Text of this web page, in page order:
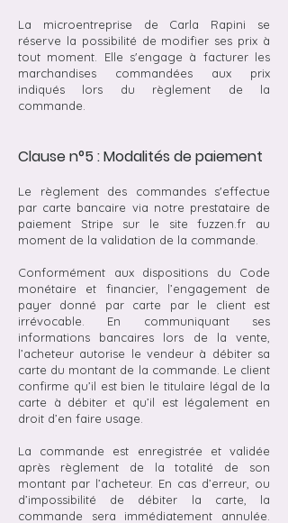
La microentreprise de Carla Rapini se
réserve la possibilité de modifier ses prix à
tout moment. Elle s'engage à facturer les
marchandises commandées aux prix
indiqués lors du règlement de la
commande.
Clause n°5 : Modalités de paiement
Le règlement des commandes s'effectue
par carte bancaire via notre prestataire de
paiement Stripe sur le site fuzzen.fr au
moment de la validation de la commande.
Conformément aux dispositions du Code
monétaire et financier, l’engagement de
payer donné par carte par le client est
irrévocable. En communiquant ses
informations bancaires lors de la vente,
l’acheteur autorise le vendeur à débiter sa
carte du montant de la commande. Le client
confirme qu’il est bien le titulaire légal de la
carte à débiter et qu’il est légalement en
droit d’en faire usage.
La commande est enregistrée et validée
après règlement de la totalité de son
montant par l’acheteur. En cas d’erreur, ou
d’impossibilité de débiter la carte, la
commande sera immédiatement annulée.